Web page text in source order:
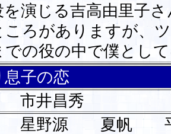
を演じる吉高由里子
ころがありますが、
での役の中で僕とし
息子の恋
井昌秀
星野源 夏帆